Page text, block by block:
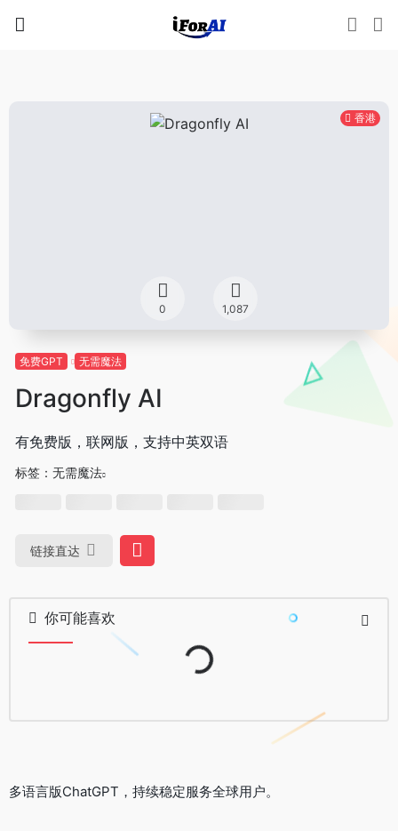
香港
0 1,087
免费GPT 无需魔法
Dragonfly AI
有免费版，联网版，支持中英双语
标签： 无需魔法
链接直达
你可能喜欢 Loading...
多语言版ChatGPT，持续稳定服务全球用户。